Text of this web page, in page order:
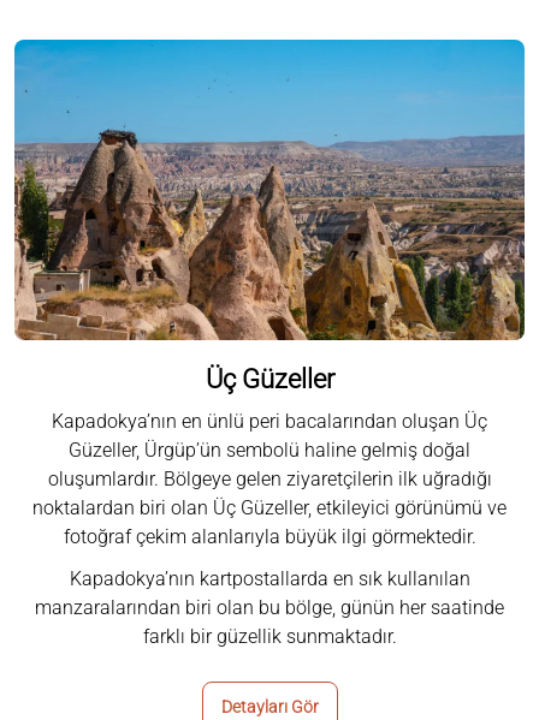
Üç Güzeller
Kapadokya’nın en ünlü peri bacalarından oluşan Üç
Güzeller, Ürgüp’ün sembolü haline gelmiş doğal
oluşumlardır. Bölgeye gelen ziyaretçilerin ilk uğradığı
noktalardan biri olan Üç Güzeller, etkileyici görünümü ve
fotoğraf çekim alanlarıyla büyük ilgi görmektedir.
Kapadokya’nın kartpostallarda en sık kullanılan
manzaralarından biri olan bu bölge, günün her saatinde
farklı bir güzellik sunmaktadır.
Detayları Gör